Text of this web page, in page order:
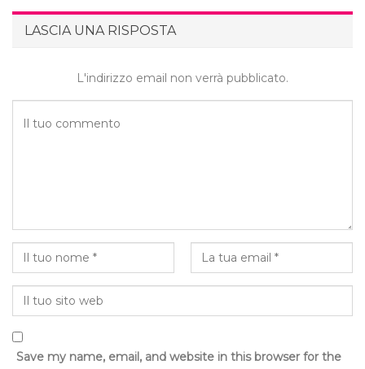
LASCIA UNA RISPOSTA
L'indirizzo email non verrà pubblicato.
Save my name, email, and website in this browser for the